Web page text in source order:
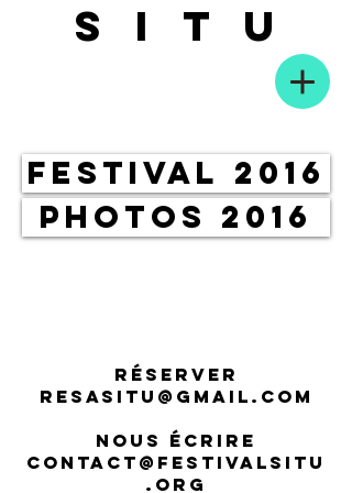
SITU
FESTIVAL 2016
PHOTOS 2016
RÉSERVER
RESASITU@GMAIL.COM
NOUS ÉCRIRE
CONTACT @FESTIVALSITU
.ORG